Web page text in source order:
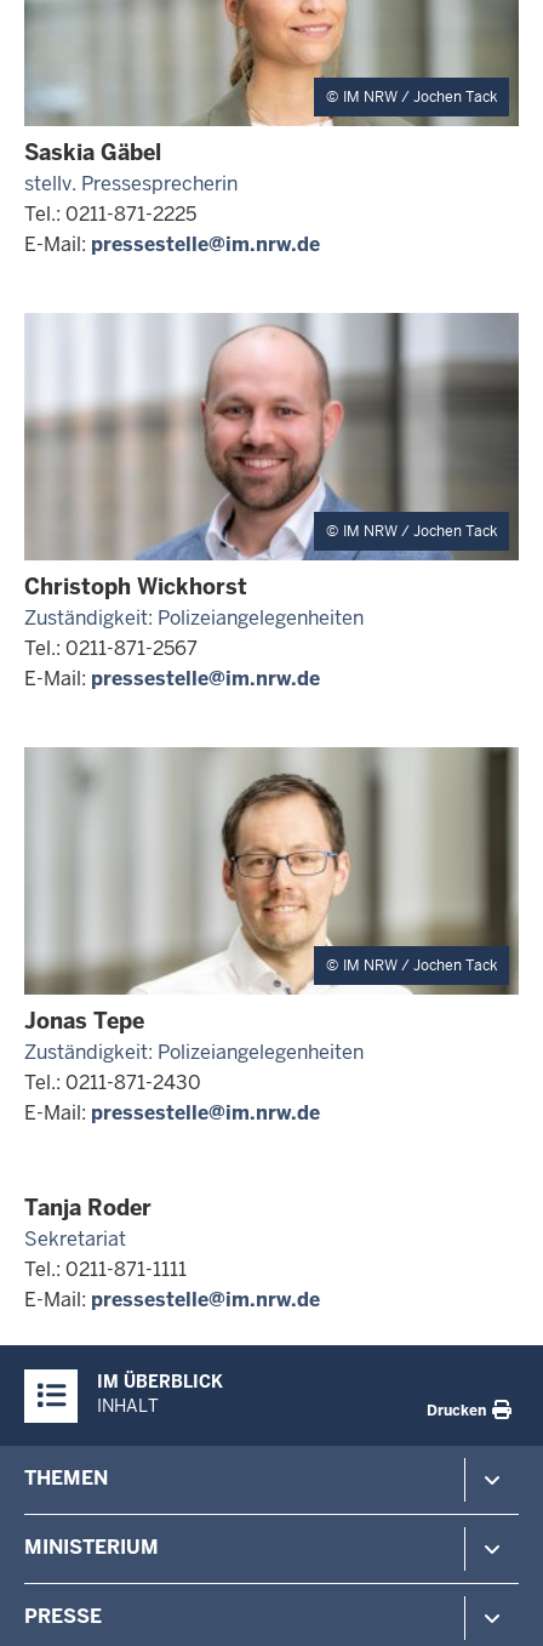
IM NRW / Jochen Tack
Saskia Gäbel
stellv. Pressesprecherin
Tel.: 0211-871-2225
E-Mail: pressestelle@im.nrw.de
IM NRW / Jochen Tack
Christoph Wickhorst
Zuständigkeit: Polizeiangelegenheiten
Tel.: 0211-871-2567
E-Mail: pressestelle@im.nrw.de
IM NRW / Jochen Tack
Jonas Tepe
Zuständigkeit: Polizeiangelegenheiten
Tel.: 0211-871-2430
E-Mail: pressestelle@im.nrw.de
Tanja Roder
Sekretariat
Tel.: 0211-871-1111
E-Mail: pressestelle@im.nrw.de
Inhalte
IM ÜBERBLICK
INHALT
Drucken
menu
THEMEN
Beteiligung
MINISTERIUM
PRESSE